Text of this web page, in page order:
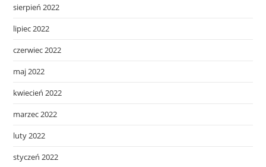
sierpień 2022
lipiec 2022
czerwiec 2022
maj 2022
kwiecień 2022
marzec 2022
luty 2022
styczeń 2022